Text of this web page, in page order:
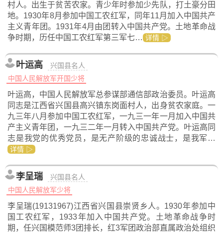
村人。出生于贫苦农家。青少年时参加少先队，打土豪分田
地。1930年8月参加中国工农红军，同年11月加入中国共产
主义青年团。1931年4月由团转入中国共产党。土地革命战
争时期，历任中国工农红军第三军七… 详情 ▷
叶运高
兴国县名人
中国人民解放军开国少将
叶运高，中国人民解放军总参谋部通信部政治委员。叶运高
同志是江西省兴国县高兴镇东岗面村人，出身贫农家庭。一
九三年八月参加中国工农红军，一九三一年一月加入中国共
产主义青年团，一九三二年一月转入中国共产党。叶运高同
志是我党的优秀党员，是无产阶级的忠诚战士，是我军…
详情 ▷
李呈瑞
兴国县名人
中国人民解放军少将
李呈瑞(19131967)江西省兴国县崇贤乡人。1930年参加中
国工农红军，1933年加入中国共产党。土地革命战争时
期，任兴国模范师3团排长，红3军团政治部直属政治处组织